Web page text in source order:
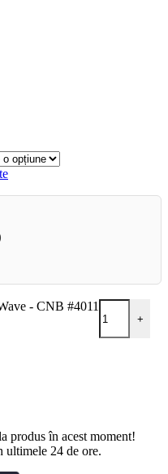
- CNB #4011
+
produs în acest moment!
ultimele 24 de ore.